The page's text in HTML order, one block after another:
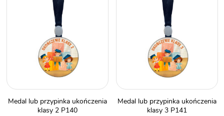
Medal lub przypinka ukończenia
klasy 2 P140
Medal lub przypinka ukończenia
klasy 3 P141